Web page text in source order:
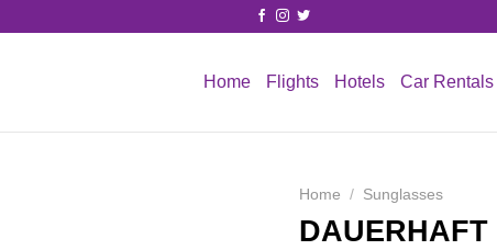
Home Flights Hotels Car Rentals
Home / Sunglasses